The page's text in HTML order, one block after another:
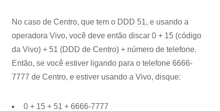
No caso de Centro, que tem o DDD 51, e usando a
operadora Vivo, você deve então discar 0 + 15 (código
da Vivo) + 51 (DDD de Centro) + número de telefone.
Então, se você estiver ligando para o telefone 6666-
7777 de Centro, e estiver usando a Vivo, disque:
0 + 15 + 51 + 6666-7777